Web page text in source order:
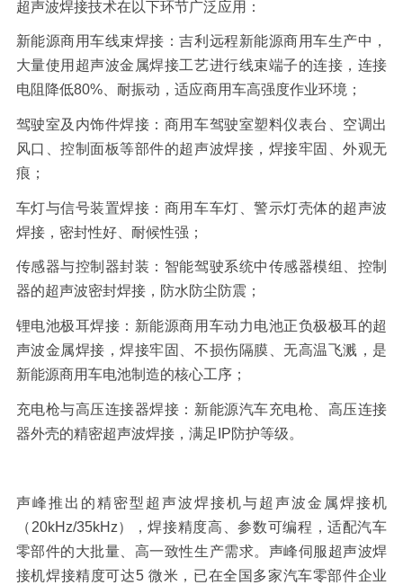
超声波焊接技术在以下环节广泛应用：
新能源商用车线束焊接：吉利远程新能源商用车生产中，
大量使用超声波金属焊接工艺进行线束端子的连接，连接
电阻降低80%、耐振动，适应商用车高强度作业环境；
驾驶室及内饰件焊接：商用车驾驶室塑料仪表台、空调出
风口、控制面板等部件的超声波焊接，焊接牢固、外观无
痕；
车灯与信号装置焊接：商用车车灯、警示灯壳体的超声波
焊接，密封性好、耐候性强；
传感器与控制器封装：智能驾驶系统中传感器模组、控制
器的超声波密封焊接，防水防尘防震；
锂电池极耳焊接：新能源商用车动力电池正负极极耳的超
声波金属焊接，焊接牢固、不损伤隔膜、无高温飞溅，是
新能源商用车电池制造的核心工序；
充电枪与高压连接器焊接：新能源汽车充电枪、高压连接
器外壳的精密超声波焊接，满足 IP防护等级。
声峰推出的精密型超声波焊接机与超声波金属焊接机
（ 20kHz/35kHz），焊接精度高、参数可编程，适配汽车
零部件的大批量、高一致性生产需求。声峰伺服超声波焊
接机焊接精度可达5 微米，已在全国多家汽车零部件企业